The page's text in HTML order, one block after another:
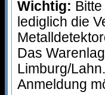
Wichtig:
lediglich die
Das
Limburg/
Anmeldung